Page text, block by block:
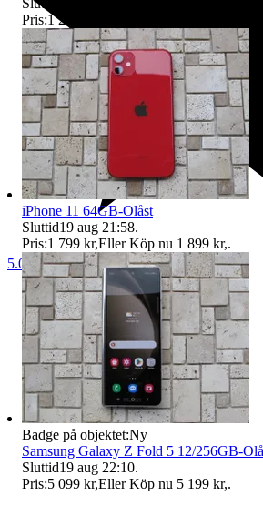
5.0
Sluttid
Pris:1 299 kr
iPhone 11 64GB-Olåst
Sluttid19 aug 21:58.
Pris:1 799 kr,Eller Köp nu 1 899 kr,.
Badge på objektet:Ny
Samsung Galaxy Z Fold 5 12/256GB-
Sluttid19 aug 22:10.
Pris:5 099 kr,Eller Köp nu 5 199 kr,.